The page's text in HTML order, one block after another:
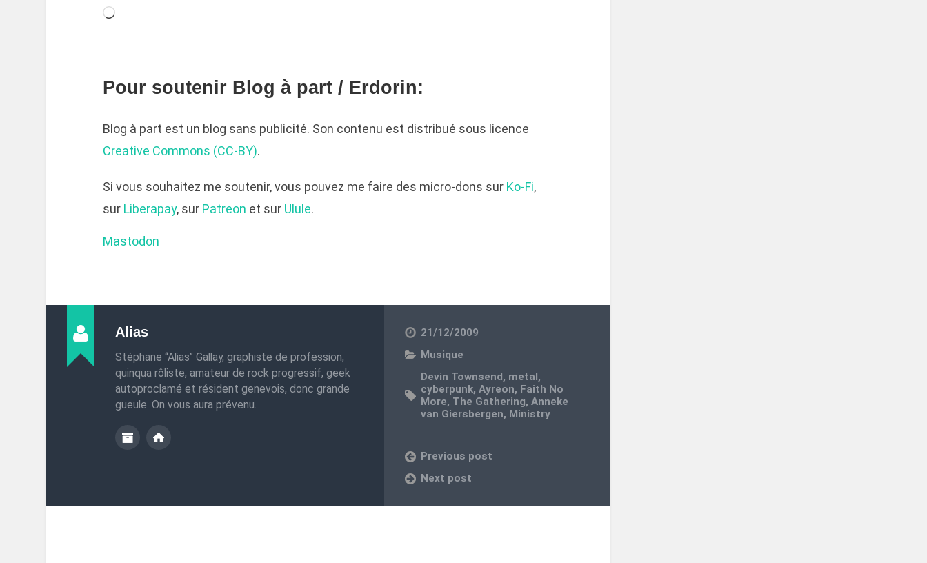
Pour soutenir Blog à part / Erdorin:
Blog à part est un blog sans publicité. Son contenu est distribué sous licence
Creative Commons (CC-BY).
Si vous souhaitez me soutenir, vous pouvez me faire des micro-dons sur Ko-Fi,
sur Liberapay, sur Patreon et sur Ulule.
Mastodon
Alias
Stéphane “Alias” Gallay, graphiste de profession,
quinqua rôliste, amateur de rock progressif, geek
autoproclamé et résident genevois, donc grande
gueule. On vous aura prévenu.
21/12/2009
Musique
Devin Townsend, metal,
cyberpunk,Ayreon, Faith No
More, The Gathering,Anneke
van Giersbergen, Ministry
Previous post
Next post